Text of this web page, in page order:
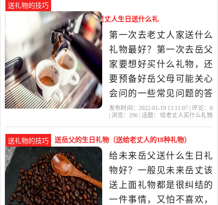
那么买水果不会惊艳，但
绝不失礼。 2、保健品类
这类也是送长辈很不错的
选择，一般
送礼物的技巧
给老丈人买什么礼物好（未来老丈人生日送什么礼
第一次去老丈人家送什么
礼物最好？第一次去岳父
家要想好买什么礼物，还
要预备好岳父母可能关心
会问的一些常见问题的答
案。还要有点眼力，就是
老人，要让人看到你对女
朋友很关心爱护。如果你
是富二代就简单了，直接
砸钱 给老丈人和岳母一张
空白支票，告诉她
发布时间：2022-01-19 13:11:07 | 评论： 0
| 浏览： 296 | 话题：
给老丈人买什么礼物
送礼物的技巧 送岳父的生日礼物（送给老丈人的18种礼物）
给未来岳父送什么生日礼
物好？一般见未来岳丈该
送上面礼物都是很纠结的
一件事情，又怕不喜欢，